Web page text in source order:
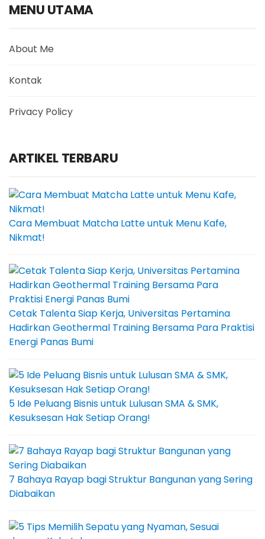
MENU UTAMA
About Me
Kontak
Privacy Policy
ARTIKEL TERBARU
Cara Membuat Matcha Latte untuk Menu Kafe,
Nikmat!
Cetak Talenta Siap Kerja, Universitas Pertamina
Hadirkan Geothermal Training Bersama Para Praktisi
Energi Panas Bumi
5 Ide Peluang Bisnis untuk Lulusan SMA & SMK,
Kesuksesan Hak Setiap Orang!
7 Bahaya Rayap bagi Struktur Bangunan yang Sering
Diabaikan